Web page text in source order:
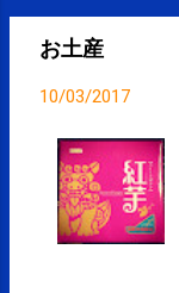
稿
お土産
10/03/2017